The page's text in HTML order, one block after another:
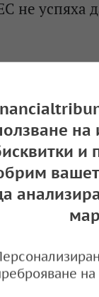
не успяха
газа в
и